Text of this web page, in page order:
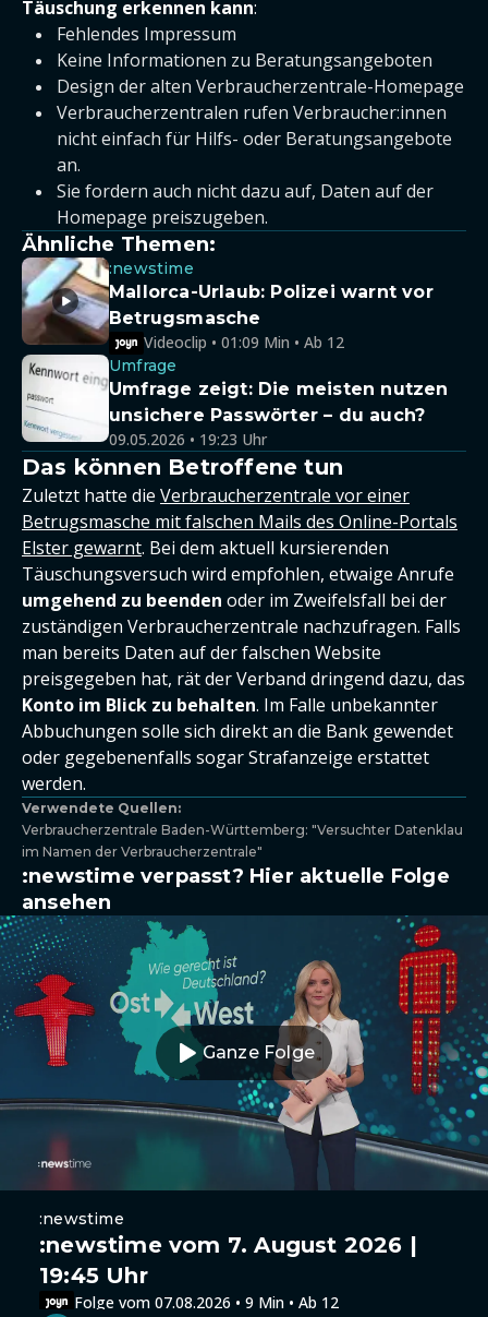
Täuschung erkennen kann:
Fehlendes Impressum
Keine Informationen zu Beratungsangeboten
Design der alten Verbraucherzentrale-Homepage
Verbraucherzentralen rufen Verbraucher:innen
nicht einfach für Hilfs- oder Beratungsangebote
an.
Sie fordern auch nicht dazu auf, Daten auf der
Homepage preiszugeben.
Ähnliche Themen:
:newstime
Mallorca-Urlaub: Polizei warnt vor
Betrugsmasche
Videoclip • 01:09 Min • Ab 12
Umfrage
Umfrage zeigt: Die meisten nutzen
unsichere Passwörter – du auch?
09.05.2026 • 19:23 Uhr
Das können Betroffene tun
Zuletzt hatte die Verbraucherzentrale vor einer
Betrugsmasche mit falschen Mails des Online-Portals
Elster gewarnt. Bei dem aktuell kursierenden
Täuschungsversuch wird empfohlen, etwaige Anrufe
umgehend zu beenden oder im Zweifelsfall bei der
zuständigen Verbraucherzentrale nachzufragen. Falls
man bereits Daten auf der falschen Website
preisgegeben hat, rät der Verband dringend dazu, das
Konto im Blick zu behalten. Im Falle unbekannter
Abbuchungen solle sich direkt an die Bank gewendet
oder gegebenenfalls sogar Strafanzeige erstattet
werden.
Verwendete Quellen:
Verbraucherzentrale Baden-Württemberg: "Versuchter Datenklau
im Namen der Verbraucherzentrale"
:newstime verpasst? Hier aktuelle Folge
ansehen
Ganze Folge
:newstime
:newstime vom 7. August 2026 |
19:45 Uhr
Folge vom 07.08.2026 • 9 Min • Ab 12